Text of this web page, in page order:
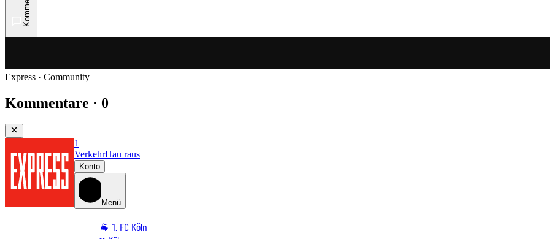
Express · Community
Kommentare · 0
1
VerkehrHau raus
Konto
Menü
🐐 1. FC Köln